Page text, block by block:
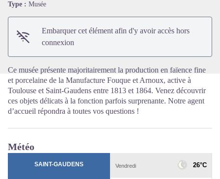
Type : Musée
Embarquer cet élément afin d'y avoir accès hors
connexion
Ce musée présente majoritairement la production en faïence fine
et porcelaine de la Manufacture Fouque et Arnoux, active à
Toulouse et Saint-Gaudens entre 1813 et 1864. Venez découvrir
ces objets délicats à la fonction parfois surprenante. Notre agent
d’accueil répondra à toutes vos questions !
Météo